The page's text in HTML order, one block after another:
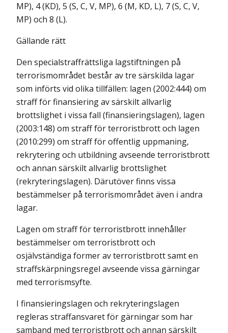
MP), 4 (KD), 5 (S, C, V, MP), 6 (M, KD, L), 7 (S, C, V,
MP) och 8 (L).
Gällande rätt
Den specialstraffrättsliga lagstiftningen på
terrorismområdet består av tre sär­skilda lagar
som införts vid olika tillfällen: lagen (2002:444) om
straff för finansiering av särskilt allvarlig
brottslighet i vissa fall (finansieringslagen), lagen
(2003:148) om straff för terroristbrott och lagen
(2010:299) om straff för offentlig uppmaning,
rekrytering och utbildning avseende terroristbrott
och annan särskilt allvarlig brottslighet
(rekryteringslagen). Därutöver finns vissa
bestämmelser på terrorismområdet även i andra
lagar.
Lagen om straff för terroristbrott innehåller
bestämmelser om terroristbrott och
osjälvständiga former av terroristbrott samt en
straffskärpningsregel avseende vissa gärningar
med terrorismsyfte.
I finansieringslagen och rekryteringslagen
regleras straffansvaret för gärningar som har
samband med terroristbrott och annan särskilt